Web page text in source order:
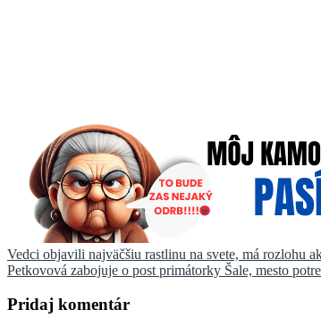
Navigácia
v
článku
Vedci objavili najväčšiu rastlinu na svete, má rozlohu
Petkovová zabojuje o post primátorky Šale, mesto
Pridaj komentár